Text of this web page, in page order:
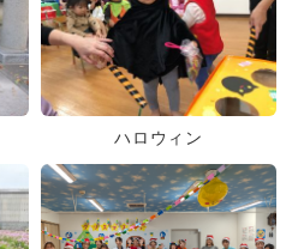
ハロウィン